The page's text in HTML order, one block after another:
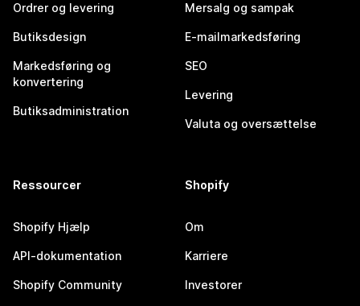
Ordrer og levering
Butiksdesign
Markedsføring og
konvertering
Butiksadministration
Mersalg og sampak
E-mailmarkedsføring
SEO
Levering
Valuta og oversættelse
Ressourcer
Shopify Hjælp
API-dokumentation
Shopify Community
Shopify
Om
Karriere
Investorer